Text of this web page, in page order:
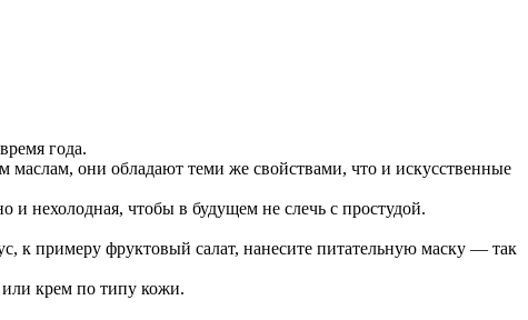
года.
они обладают теми же свойствами, что и искусственные
и нехолодная, чтобы в будущем не слечь с простудой.
к примеру фруктовый салат, нанесите питательную маску — так
или крем по типу кожи.